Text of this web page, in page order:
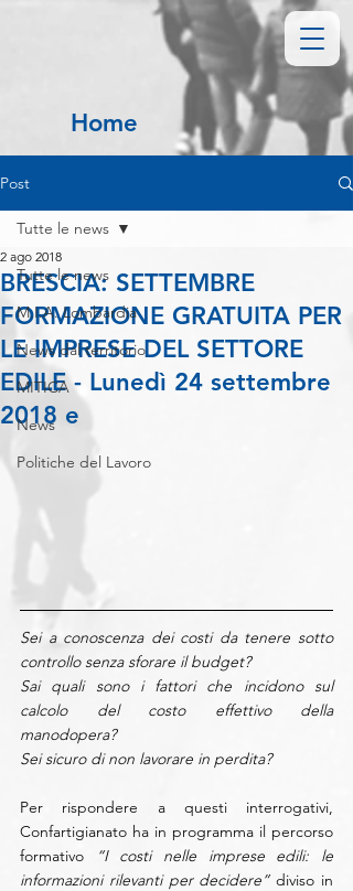
Home
Post
Tutte le news
M.I.A. Lombardia
News dal territorio
MITICA
News
Politiche del Lavoro
Tutte le news
BRESCIA: SETTEMBRE
FORMAZIONE GRATUITA PER
LE IMPRESE DEL SETTORE
EDILE - Lunedì 24 settembre
2018 e
2 ago 2018
Sei a conoscenza dei costi da tenere sotto
controllo senza sforare il budget?
Sai quali sono i fattori che incidono sul
calcolo del costo effettivo della
manodopera?
Sei sicuro di non lavorare in perdita?
Per rispondere a questi interrogativi,
Confartigianato ha in programma il percorso
formativo
“I costi nelle imprese edili: le
informazioni rilevanti per decidere” diviso in